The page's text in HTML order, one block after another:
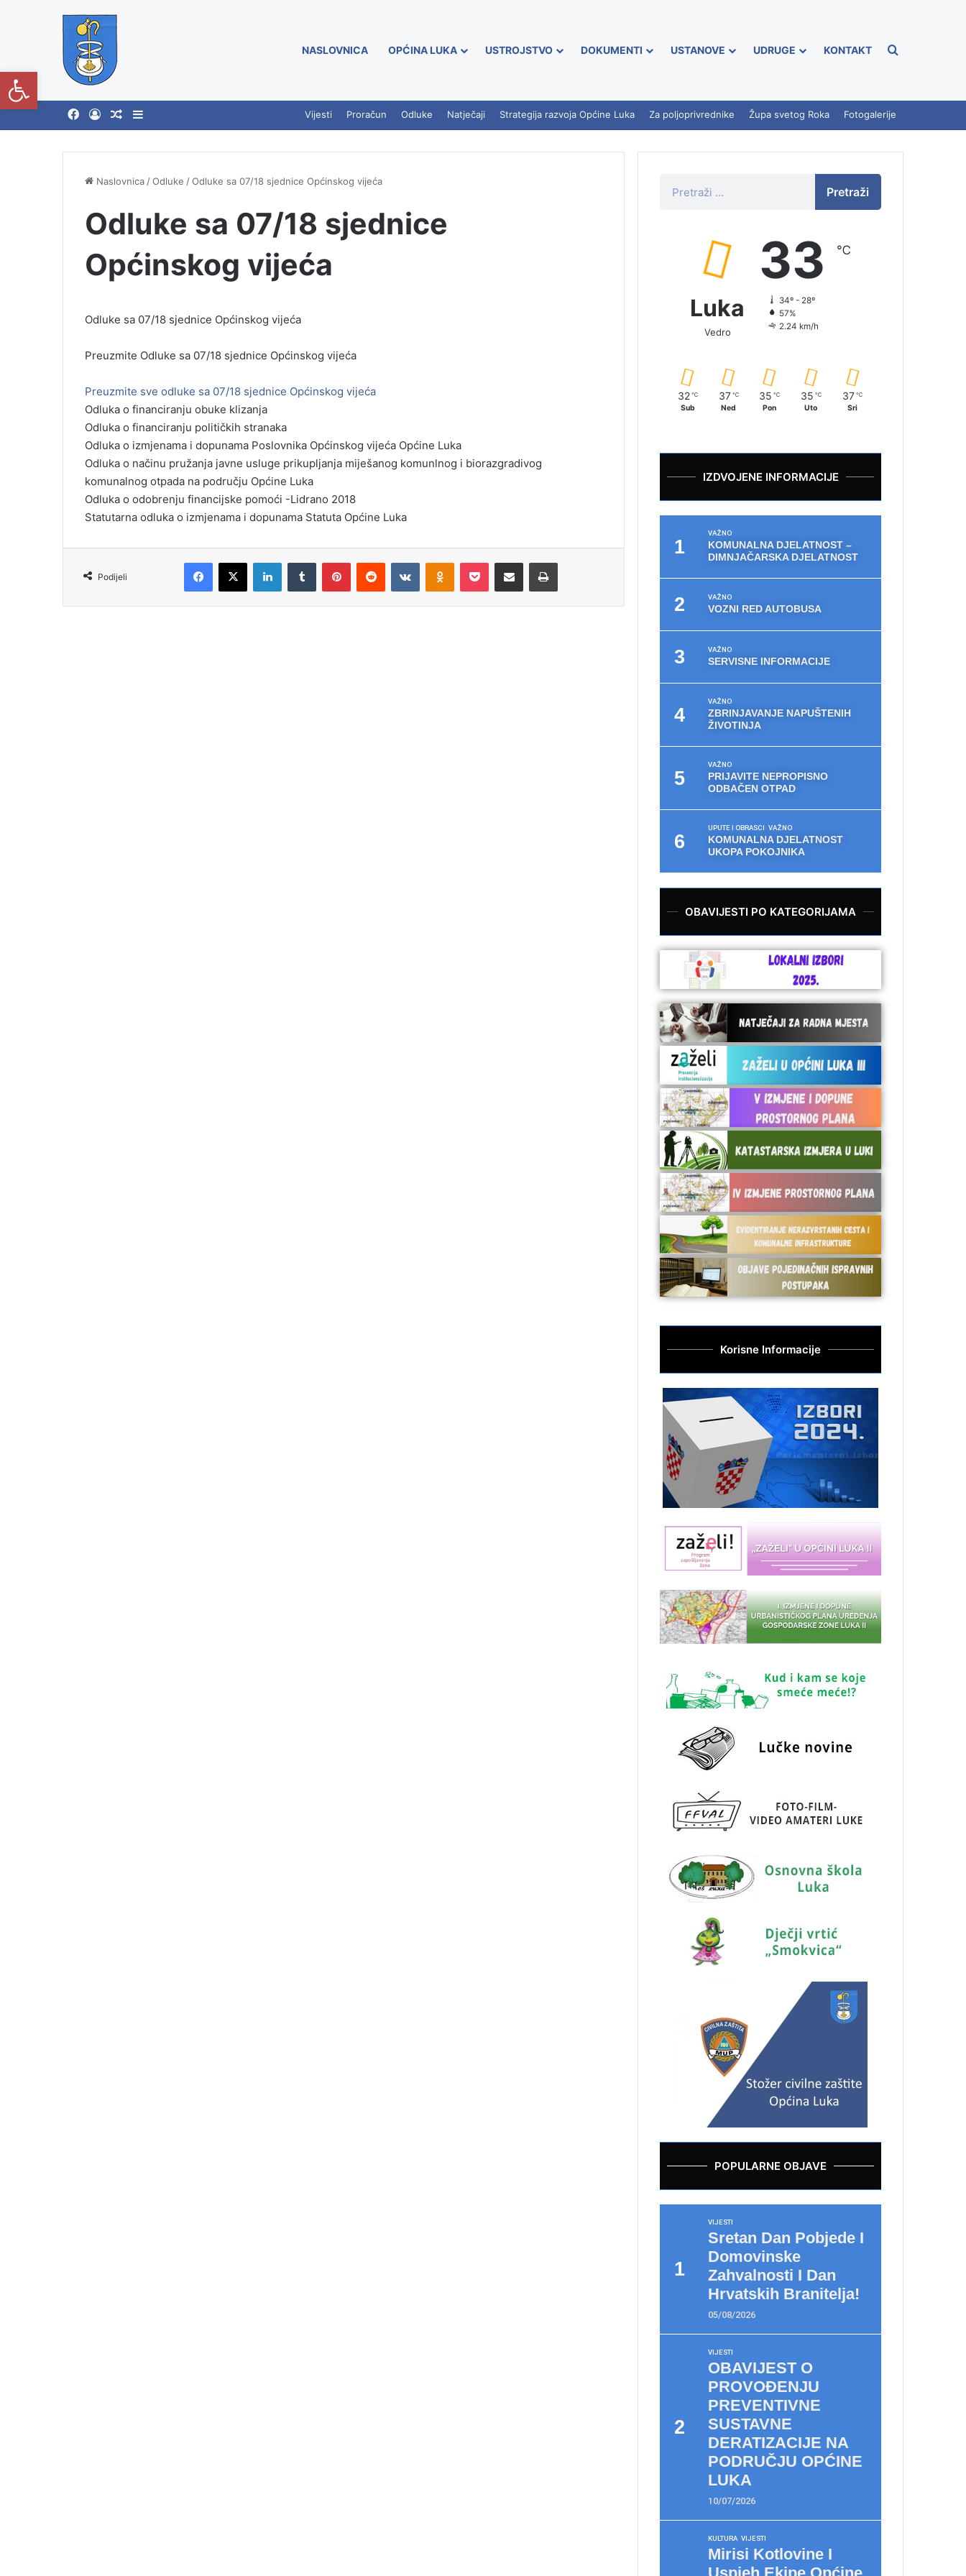
NASLOVNICA OPĆINA LUKA USTROJSTVO DOKUMENTI USTANOVE UDRUGE KONTAKT
Vijesti Proračun Odluke Natječaji Strategija razvoja Općine Luka Za poljoprivrednike Župa svetog Roka Fotogalerije
Naslovnica /Odluke /Odluke sa 07/18 sjednice Općinskog vijeća
Odluke sa 07/18 sjednice
Općinskog vijeća
Odluke sa 07/18 sjednice Općinskog vijeća
Preuzmite Odluke sa 07/18 sjednice Općinskog vijeća
Preuzmite sve odluke sa 07/18 sjednice Općinskog vijeća
Odluka o financiranju obuke klizanja
Odluka o financiranju političkih stranaka
Odluka o izmjenama i dopunama Poslovnika Općinskog vijeća Općine Luka
Odluka o načinu pružanja javne usluge prikupljanja miješanog komunlnog i biorazgradivog
komunalnog otpada na području Općine Luka
Odluka o odobrenju financijske pomoći -Lidrano 2018
Statutarna odluka o izmjenama i dopunama Statuta Općine Luka
Podijeli
Pretraži
Luka
Vedro
33 ℃
34º - 28º
57%
2.24 km/h
32 ℃
Sub
37 ℃
Ned
35 ℃
Pon
35 ℃
Uto
37 ℃
Sri
IZDVOJENE INFORMACIJE
VAŽNO
KOMUNALNA DJELATNOST –
DIMNJAČARSKA DJELATNOST
VAŽNO
VOZNI RED AUTOBUSA
VAŽNO
SERVISNE INFORMACIJE
VAŽNO
ZBRINJAVANJE NAPUŠTENIH
ŽIVOTINJA
VAŽNO
PRIJAVITE NEPROPISNO
ODBAČEN OTPAD
UPUTE I OBRASCI VAŽNO
KOMUNALNA DJELATNOST
UKOPA POKOJNIKA
OBAVIJESTI PO KATEGORIJAMA
Korisne Informacije
POPULARNE OBJAVE
VIJESTI
Sretan Dan Pobjede I
Domovinske
Zahvalnosti I Dan
Hrvatskih Branitelja!
05/08/2026
VIJESTI
OBAVIJEST O
PROVOĐENJU
PREVENTIVNE
SUSTAVNE
DERATIZACIJE NA
PODRUČJU OPĆINE
LUKA
10/07/2026
KULTURA VIJESTI
Mirisi Kotlovine I
Uspjeh Ekipe Općine
Open toolbar